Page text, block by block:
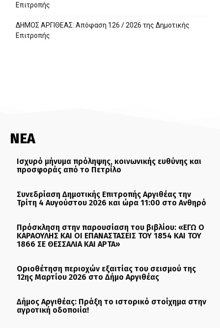
Επιτροπής
ΔΗΜΟΣ ΑΡΓΙΘΕΑΣ: Απόφαση 126 / 2026 της Δημοτικής
Επιτροπής
ΝΕΑ
Ισχυρό μήνυμα πρόληψης, κοινωνικής ευθύνης και
προσφοράς από το Πετρίλο
Συνεδρίαση Δημοτικής Επιτροπής Αργιθέας την
Τρίτη 4 Αυγούστου 2026 και ώρα 11:00 στο Ανθηρό
Πρόσκληση στην παρουσίαση του βιβλίου: «ΕΓΩ Ο
ΚΑΡΑΟΥΛΗΣ ΚΑΙ ΟΙ ΕΠΑΝΑΣΤΑΣΕΙΣ ΤΟΥ 1854 ΚΑΙ ΤΟΥ
1866 ΣΕ ΘΕΣΣΑΛΙΑ ΚΑΙ ΑΡΤΑ»
Οριοθέτηση περιοχών εξαιτίας του σεισμού της
12ης Μαρτίου 2026 στο Δήμο Αργιθέας
Δήμος Αργιθέας: Πράξη το ιστορικό στοίχημα στην
αγροτική οδοποιία!